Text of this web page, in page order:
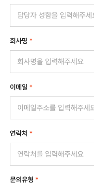
회사명 *
이메일 *
연락처 *
문의유형 *